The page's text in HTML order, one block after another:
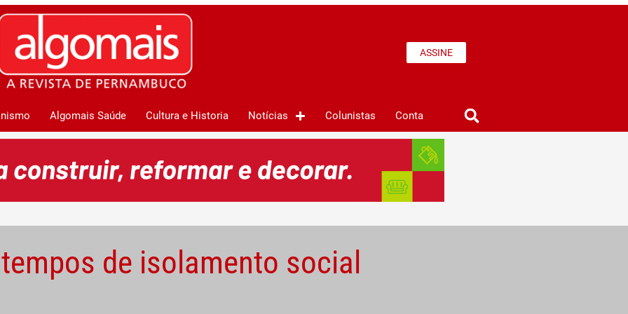
ASSINE
Algomais Saúde Cultura e Historia Notícias Colunistas Conta
de isolamento social